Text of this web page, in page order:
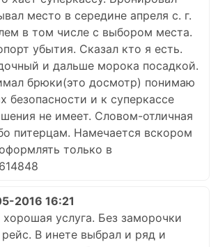
место в середине апреля с. г.
в том числе с выбором места.
убытия. Сказал кто я есть.
и дальше морока посадкой.
брюки(это досмотр) понимаю
безопасности и к суперкассе
не имеет. Словом-отличная
питерцам. Намечается вскором
только в
2016 16:21
услуга. Без заморочки
В инете выбрал и ряд и